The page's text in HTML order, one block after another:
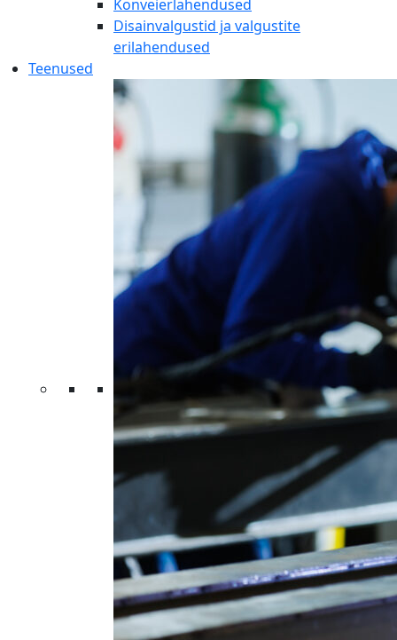
Konveierlahendused
Disainvalgustid ja valgustite
erilahendused
Teenused